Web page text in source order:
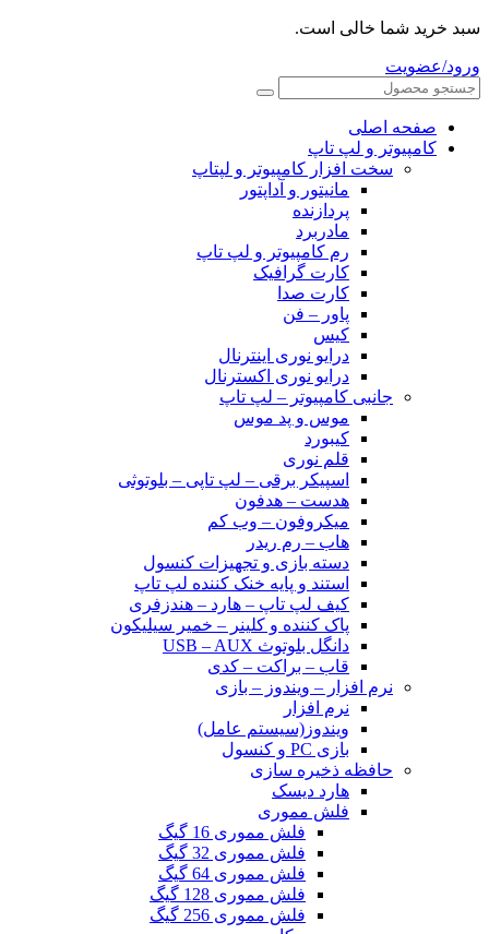
سبد خرید شما خالی است.
ورود/عضویت
صفحه اصلی
کامپیوتر و‌‌‌‌‌ لپ تاپ
سخت افزار کامپیوتر و لپتاپ
مانیتور و آداپتور
پردازنده
مادربرد
رم کامپیوتر و لپ تاپ
کارت گرافیک
کارت صدا
پاور – فن
کیس
درایو نوری اینترنال
درایو نوری اکسترنال
جانبی کامپیوتر – لپ تاپ
موس و پد موس
کیبورد
قلم نوری
اسپیکر برقی – لپ تاپی – بلوتوثی
هدست – هدفون
میکروفون – وب کم
هاب – رم ریدر
دسته بازی و تجهیزات کنسول
استند و پایه خنک کننده لپ تاپ
کیف لپ تاپ – هارد – هندزفری
پاک کننده و کلینر – خمیر سیلیکون
دانگل بلوتوث USB – AUX
قاب – براکت – کدی
نرم افزار – ویندوز – بازی
نرم افزار
ویندوز(سیستم عامل)
بازی PC و کنسول
حافظه ذخیره سازی
هارد دیسک
فلش مموری
فلش مموری 16 گیگ
فلش مموری 32 گیگ
فلش مموری 64 گیگ
فلش مموری 128 گیگ
فلش مموری 256 گیگ